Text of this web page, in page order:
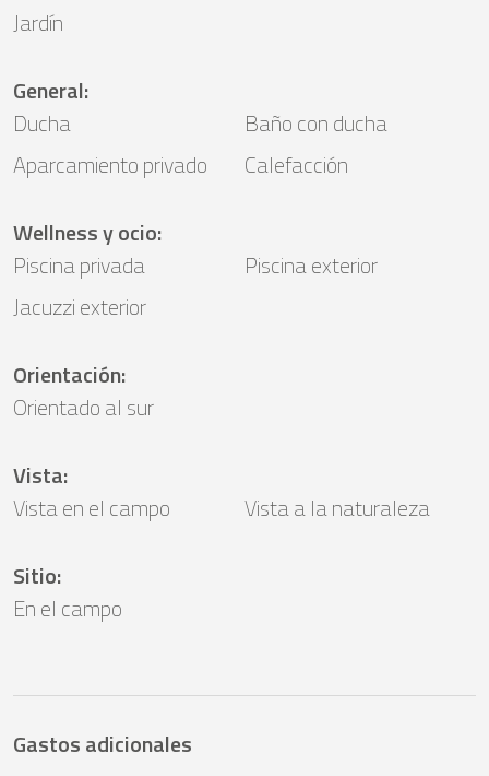
Jardín
General:
Ducha
Baño con ducha
Aparcamiento privado
Calefacción
Wellness y ocio:
Piscina privada
Piscina exterior
Jacuzzi exterior
Orientación:
Orientado al sur
Vista:
Vista en el campo
Vista a la naturaleza
Sitio:
En el campo
Gastos adicionales